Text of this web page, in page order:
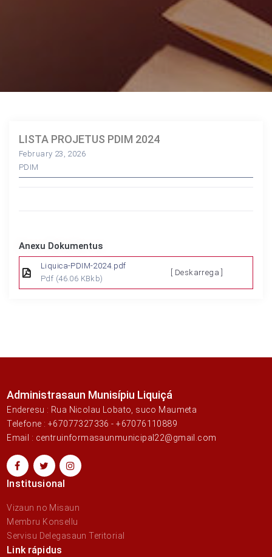
LISTA PROJETUS PDIM 2024
February 23, 2026
PDIM
Anexu Dokumentus
Liquica-PDIM-2024.pdf
Pdf (46.06 KBkb)
[ Deskarrega ]
Administrasaun Munisípiu Liquiçá
Enderesu : Rua Nicolau Lobato, suco Maumeta
Telefone : +67077327336 - +67076110889
Email : centruinformasaunmunicipal22@gmail.com
Institusional
Vizaun no Misaun
Membru Konsellu
Servisu Delegasaun Teritorial
Link rápidus